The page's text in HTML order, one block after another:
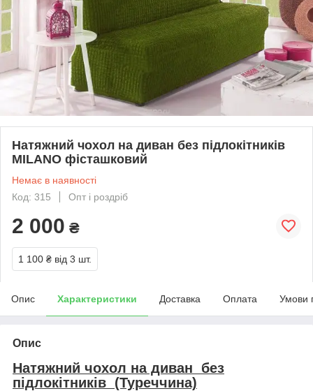
Натяжний чохол на диван без підлокітників
MILANO фісташковий
Немає в наявності
Код: 315
Опт і роздріб
2 000 ₴
1 100 ₴ від 3 шт.
Опис Характеристики Доставка Оплата Умови
Опис
Натяжний чохол на диван без
підлокітників (Туреччина)